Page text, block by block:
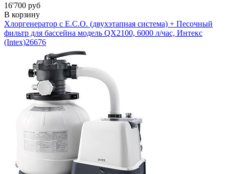
16'700 руб
В корзину
Хлоргенератор с E.C.O. (двухэтапная система) + Песочный
фильтр для бассейна модель QX2100, 6000 л/час, Интекс
(Intex)26676